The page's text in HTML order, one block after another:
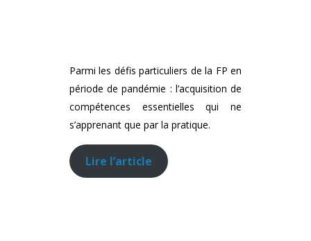
Parmi les défis particuliers de la FP en
période de pandémie : l’acquisition de
compétences essentielles qui ne
s’apprenant que par la pratique.
Lire l’article